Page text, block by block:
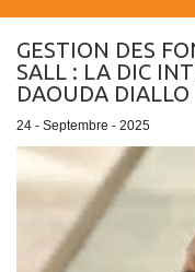
GESTION DES
SALL : LA DIC
DAOUDA DIALLO
24 - Septembre - 2025